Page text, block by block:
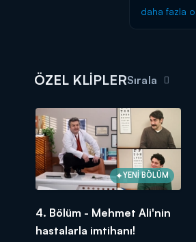
daha fazla
ÖZEL KLİPLERSırala
YENİ BÖLÜM
4. Bölüm - Mehmet Ali'nin
hastalarla imtihanı!